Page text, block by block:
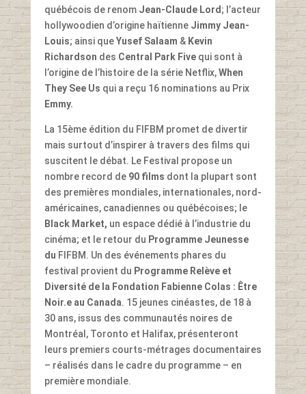
québécois de renom Jean-Claude Lord ; l’acteur
hollywoodien d’origine haïtienne Jimmy Jean-
Louis; ainsi queYusef Salaam &Kevin
Richardson des Central Park Fivequi sont à
l’origine de l’histoire de la série Netflix,When
They See Us qui a reçu 16 nominations au Prix
Emmy.
La 15ème édition du FIFBM promet de divertir
mais surtout d’inspirer à travers des films qui
suscitent le débat. Le Festival propose un
nombre record de 90 films dont la plupart sont
des premières mondiales, internationales, nord-
américaines, canadiennes ou québécoises; le
Black Market, un espace dédié à l’industrie du
cinéma; et le retour du Programme Jeunesse
du FIFBM. Un des événements phares du
festival provient du Programme Relève et
Diversité de la Fondation Fabienne Colas : Être
Noir.e au Canada. 15 jeunes cinéastes, de 18 à
30 ans, issus des communautés noires de
Montréal, Toronto et Halifax, présenteront
leurs premiers courts-métrages documentaires
– réalisés dans le cadre du programme – en
première mondiale.